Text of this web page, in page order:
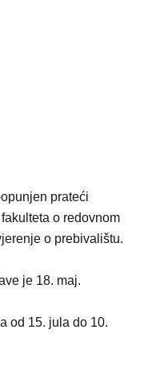
prateći
o redovnom
o prebivalištu.
je 18. maj.
od 15. jula do 10.